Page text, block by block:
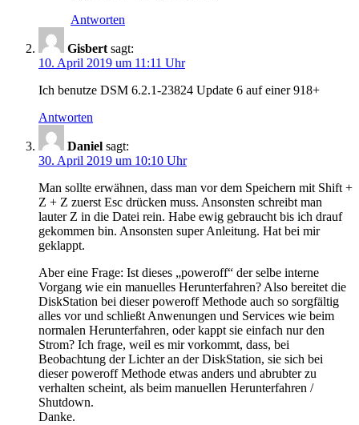
Antworten
Gisbert sagt:
10. April 2019 um 11:11 Uhr
Ich benutze DSM 6.2.1-23824 Update 6 auf einer 918+
Antworten
Daniel sagt:
30. April 2019 um 10:10 Uhr
Man sollte erwähnen, dass man vor dem Speichern mit Shift +
Z + Z zuerst Esc drücken muss. Ansonsten schreibt man
lauter Z in die Datei rein. Habe ewig gebraucht bis ich drauf
gekommen bin. Ansonsten super Anleitung. Hat bei mir
geklappt.
Aber eine Frage: Ist dieses „poweroff“ der selbe interne
Vorgang wie ein manuelles Herunterfahren? Also bereitet die
DiskStation bei dieser poweroff Methode auch so sorgfältig
alles vor und schließt Anwenungen und Services wie beim
normalen Herunterfahren, oder kappt sie einfach nur den
Strom? Ich frage, weil es mir vorkommt, dass, bei
Beobachtung der Lichter an der DiskStation, sie sich bei
dieser poweroff Methode etwas anders und abrubter zu
verhalten scheint, als beim manuellen Herunterfahren /
Shutdown.
Danke.